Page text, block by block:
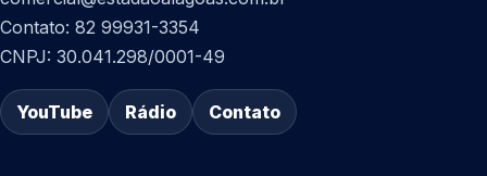
Contato: 82 99931-3354
CNPJ: 30.041.298/0001-49
YouTube Rádio Contato